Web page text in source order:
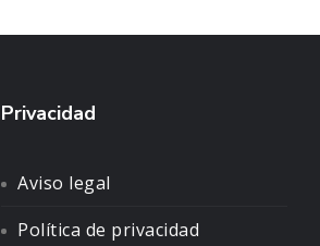
Privacidad
Aviso legal
Política de privacidad